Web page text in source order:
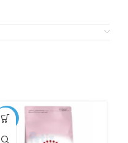
-11%